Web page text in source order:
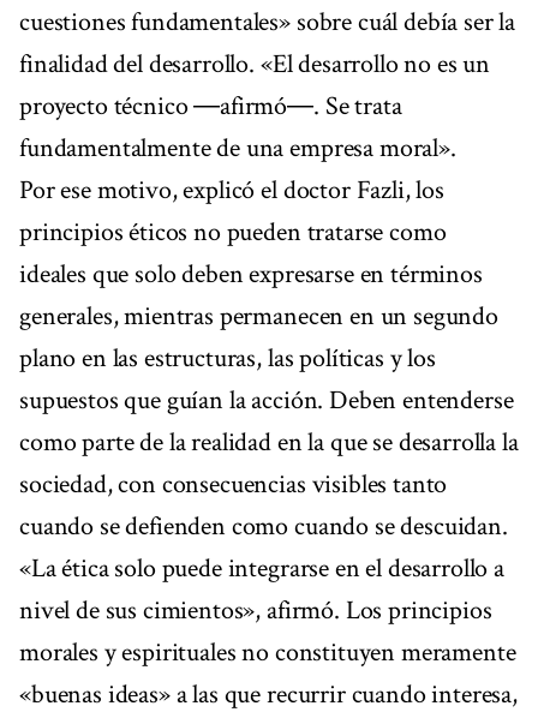
cuestiones fundamentales» sobre cuál debía ser la
finalidad del desarrollo. «El desarrollo no es un
proyecto técnico ―afirmó―. Se trata
fundamentalmente de una empresa moral».
Por ese motivo, explicó el doctor Fazli, los
principios éticos no pueden tratarse como
ideales que solo deben expresarse en términos
generales, mientras permanecen en un segundo
plano en las estructuras, las políticas y los
supuestos que guían la acción. Deben entenderse
como parte de la realidad en la que se desarrolla la
sociedad, con consecuencias visibles tanto
cuando se defienden como cuando se descuidan.
«La ética solo puede integrarse en el desarrollo a
nivel de sus cimientos», afirmó. Los principios
morales y espirituales no constituyen meramente
«buenas ideas» a las que recurrir cuando interesa,